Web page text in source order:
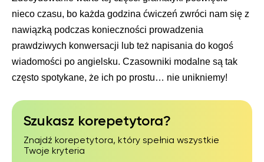
nieco czasu, bo każda godzina ćwiczeń zwróci nam się z
nawiązką podczas konieczności prowadzenia
prawdziwych konwersacji lub też napisania do kogoś
wiadomości po angielsku. Czasowniki modalne są tak
często spotykane, że ich po prostu… nie unikniemy!
Szukasz korepetytora?
Znajdź korepetytora, który spełnia wszystkie
Twoje kryteria